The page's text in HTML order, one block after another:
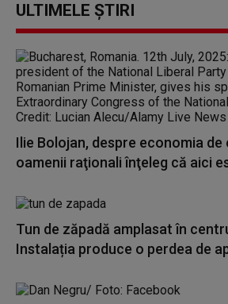
ULTIMELE ȘTIRI
Ilie Bolojan, despre economia de
oamenii raţionali înţeleg că aici
Tun de zăpadă amplasat în
Instalația produce o perdea de